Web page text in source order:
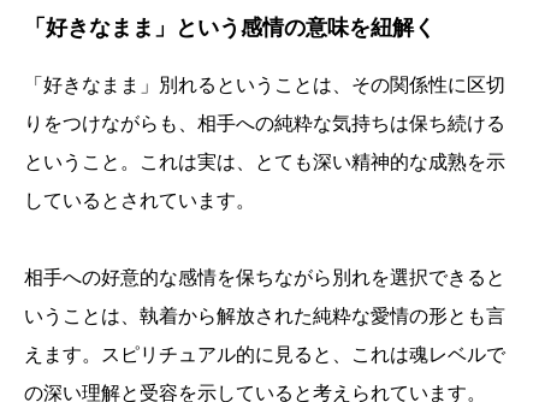
「好きなまま」という感情の意味を紐解く
「好きなまま」別れるということは、その関係性に区切
りをつけながらも、相手への純粋な気持ちは保ち続ける
ということ。これは実は、とても深い精神的な成熟を示
しているとされています。
相手への好意的な感情を保ちながら別れを選択できると
いうことは、執着から解放された純粋な愛情の形とも言
えます。スピリチュアル的に見ると、これは魂レベルで
の深い理解と受容を示していると考えられています。